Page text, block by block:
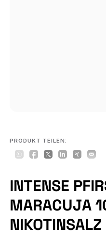
PRODUKT TEILEN:
INTENSE
MARACUJA